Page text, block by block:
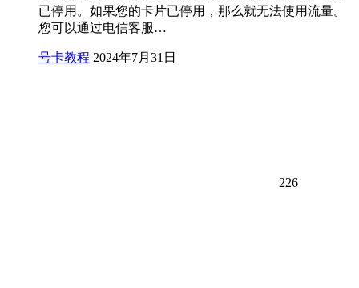
已停用。如果您的卡片已停用，那么就无法使用流量。
您可以通过电信客服…
号卡教程 2024年7月31日
226